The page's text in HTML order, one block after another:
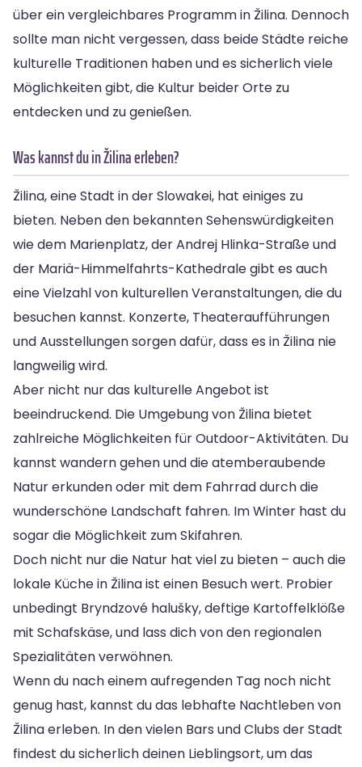
über ein vergleichbares Programm in Žilina. Dennoch
sollte man nicht vergessen, dass beide Städte reiche
kulturelle Traditionen haben und es sicherlich viele
Möglichkeiten gibt, die Kultur beider Orte zu
entdecken und zu genießen.
Was kannst du in Žilina erleben?
Žilina, eine Stadt in der Slowakei, hat einiges zu
bieten. Neben den bekannten Sehenswürdigkeiten
wie dem Marienplatz, der Andrej Hlinka-Straße und
der Mariä-Himmelfahrts-Kathedrale gibt es auch
eine Vielzahl von kulturellen Veranstaltungen, die du
besuchen kannst. Konzerte, Theateraufführungen
und Ausstellungen sorgen dafür, dass es in Žilina nie
langweilig wird.
Aber nicht nur das kulturelle Angebot ist
beeindruckend. Die Umgebung von Žilina bietet
zahlreiche Möglichkeiten für Outdoor-Aktivitäten. Du
kannst wandern gehen und die atemberaubende
Natur erkunden oder mit dem Fahrrad durch die
wunderschöne Landschaft fahren. Im Winter hast du
sogar die Möglichkeit zum Skifahren.
Doch nicht nur die Natur hat viel zu bieten – auch die
lokale Küche in Žilina ist einen Besuch wert. Probier
unbedingt Bryndzové halušky, deftige Kartoffelklöße
mit Schafskäse, und lass dich von den regionalen
Spezialitäten verwöhnen.
Wenn du nach einem aufregenden Tag noch nicht
genug hast, kannst du das lebhafte Nachtleben von
Žilina erleben. In den vielen Bars und Clubs der Stadt
findest du sicherlich deinen Lieblingsort, um das